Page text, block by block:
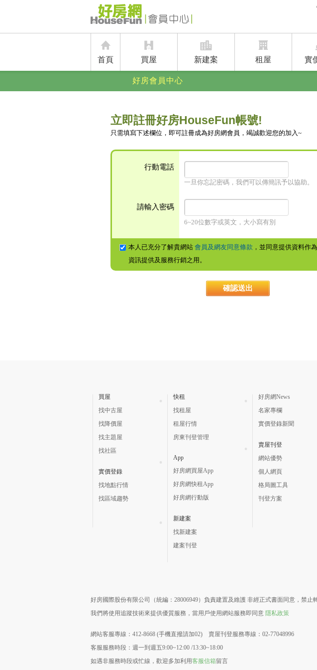
首頁 買屋 新建案 租屋 實
好房會員中心
立即註冊好房HouseFun帳號!
只需填寫下述欄位，即可註冊成為好房網會員，竭誠歡迎您的加入~
行動電話
一旦你忘記密碼，我們可以傳簡訊予以協助。
請輸入密碼
6~20位數字或英文，大小寫有別
本人已充分了解貴網站 會員及網友同意條款 ，並同意提供資料作
資訊提供及服務行銷之用。
買屋
找中古屋
找降價屋
找主題屋
找社區
實價登錄
找地點行情
找區域趨勢
快租
找租屋
租屋行情
房東刊登管理
App
好房網買屋App
好房網快租App
好房網行動版
新建案
找新建案
建案刊登
好房網News
名家專欄
實價登錄新聞
賣屋刊登
網站優勢
個人網頁
格局圖工具
刊登方案
好房國際股份有限公司（統編：28006949）負責建置及維護 非經正式書面同意，禁止
我們將使用追蹤技術來提供優質服務，當用戶使用網站服務即同意 隱私政策
網站客服專線：412-8668 (手機直撥請加02) 賣屋刊登服務專線：02-77048996
客服服務時段：週一到週五9:00~12:00 /13:30~18:00
如遇非服務時段或忙線，歡迎多加利用客服信箱留言